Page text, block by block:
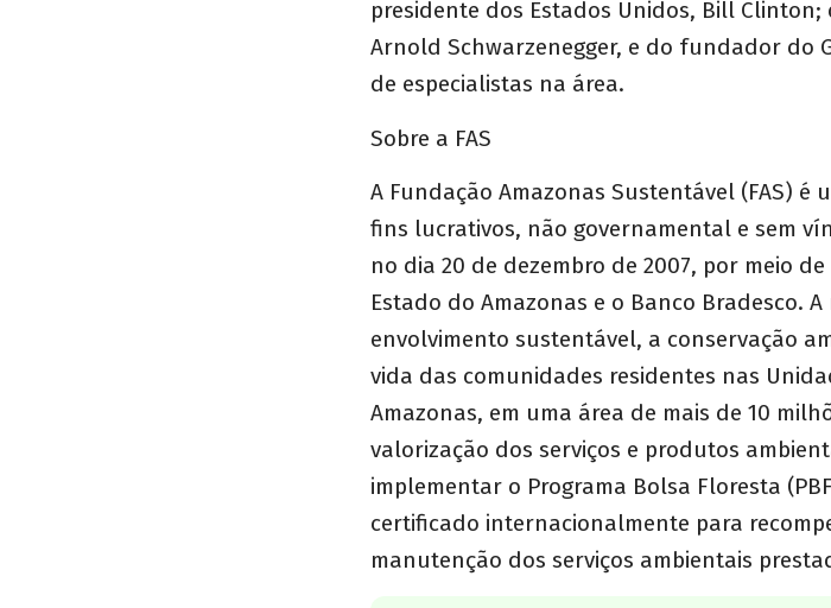
presidente dos Estados Unidos, Bill
Arnold Schwarzenegger, e do fundador do
de especialistas na área.
Sobre a FAS
A Fundação Amazonas Sustentável (FAS)
fins lucrativos, não governamental e sem
no dia 20 de dezembro de 2007, por meio
Estado do Amazonas e o Banco Bradesco.
envolvimento sustentável, a conservação
vida das comunidades residentes nas
Amazonas, em uma área de mais de 10
valorização dos serviços e produtos
implementar o Programa Bolsa Floresta
certificado internacionalmente para
manutenção dos serviços ambientais